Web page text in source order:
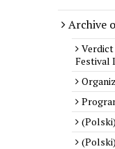
Archive
Festival